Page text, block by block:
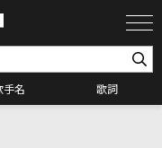
手名 歌詞